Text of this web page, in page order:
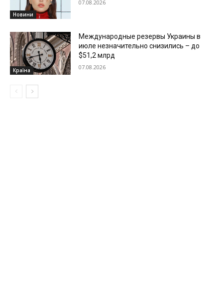
Новини
07.08.2026
Країна
Международные резервы Украины в
июле незначительно снизились – до
$51,2 млрд
07.08.2026